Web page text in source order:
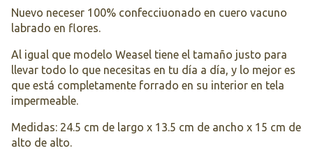
Nuevo neceser 100% confecciuonado en cuero vacuno
labrado en flores.
Al igual que modelo Weasel tiene el tamaño justo para
llevar todo lo que necesitas en tu día a día, y lo mejor es
que está completamente forrado en su interior en tela
impermeable.
Medidas: 24.5 cm de largo x 13.5 cm de ancho x 15 cm de
alto de alto.